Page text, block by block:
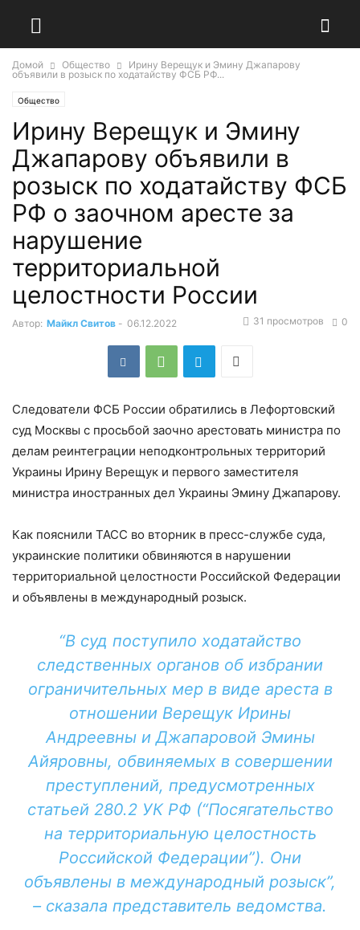
Домой Общество
Ирину Верещук и Эмину Джапарову
объявили в розыск по ходатайству ФСБ РФ...
Общество
Ирину Верещук и Эмину
Джапарову объявили в
розыск по ходатайству ФСБ
РФ о заочном аресте за
нарушение
территориальной
целостности России
Автор: Майкл Свитов - 06.12.2022 0
31 просмотров
Следователи ФСБ России обратились в Лефортовский
суд Москвы с просьбой заочно арестовать министра по
делам реинтеграции неподконтрольных территорий
Украины Ирину Верещук и первого заместителя
министра иностранных дел Украины Эмину Джапарову.
Как пояснили ТАСС во вторник в пресс-службе суда,
украинские политики обвиняются в нарушении
территориальной целостности Российской Федерации
и объявлены в международный розыск.
“В суд поступило ходатайство
следственных органов об избрании
ограничительных мер в виде ареста в
отношении Верещук Ирины
Андреевны и Джапаровой Эмины
Айяровны, обвиняемых в совершении
преступлений, предусмотренных
статьей 280.2 УК РФ (“Посягательство
на территориальную целостность
Российской Федерации”). Они
объявлены в международный розыск”,
– сказала представитель ведомства.